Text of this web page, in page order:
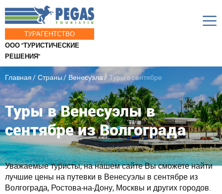
ТУРАГЕНТСТВО
ООО "ТУРИСТИЧЕСКИЕ
РЕШЕНИЯ"
Главная Страны Венесуэла Туры в сентябре
Туры в Венесуэлы в
сентябре из Волгограда
Уважаемые туристы, на нашем сайте Вы сможете найти
лучшие цены на путевки в Венесуэлы в сентябре из
Волгограда, Ростова-на-Дону, Москвы и других городов.